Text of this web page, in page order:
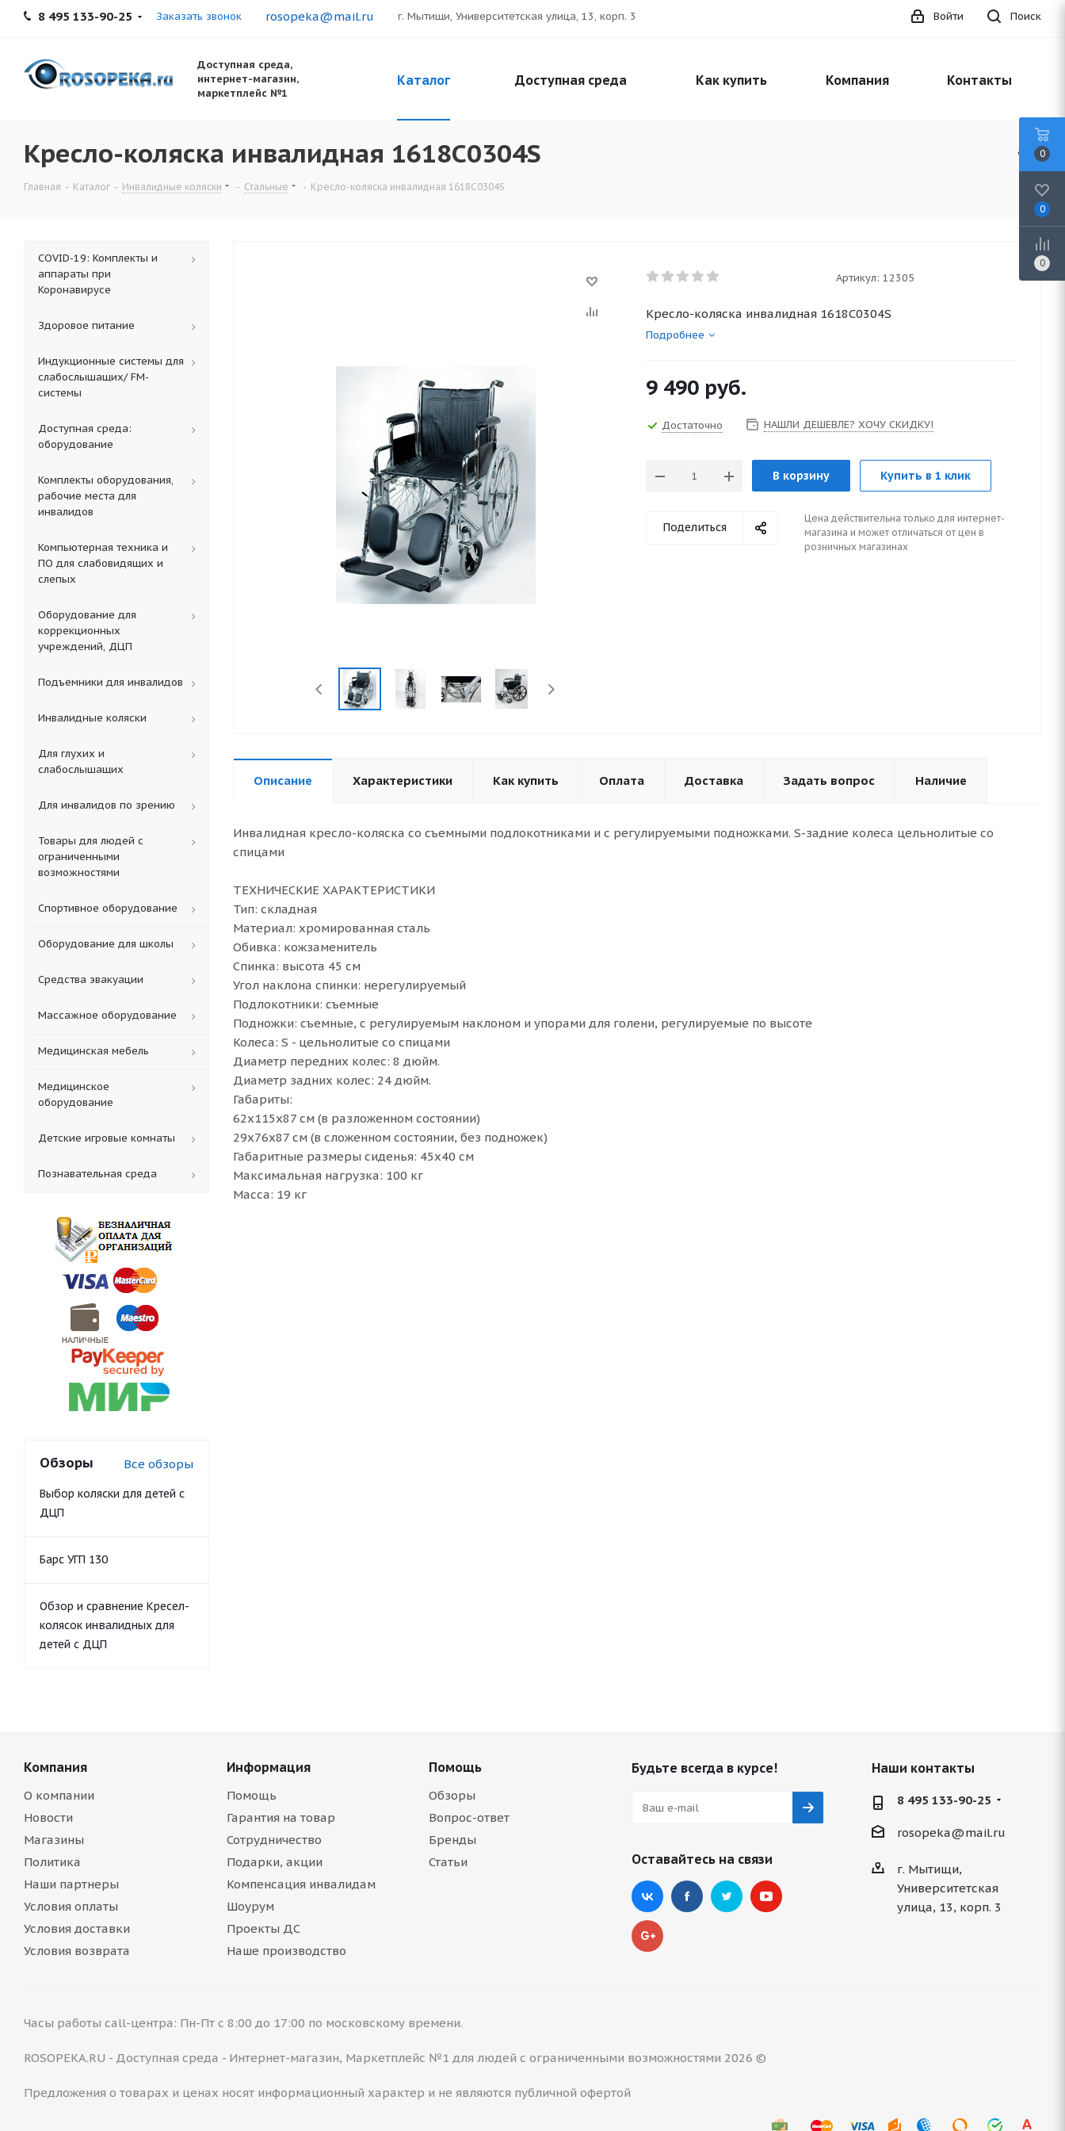
8 495 133-90-25 Заказать звонок rosopeka@mail.ru г. Мытищи, Университетская улица, 13, корп. 3 Поиск
Войти
Доступная среда,
интернет-магазин,
маркетплейс №1
Каталог Доступная среда Как купить Компания Контакты
Кресло-коляска инвалидная 1618С0304S
Главная - Каталог - Инвалидные коляски - Стальные - Кресло-коляска инвалидная 1618С0304S
Артикул: 12305
Кресло-коляска инвалидная 1618С0304S
Подробнее
9 490 руб.
Достаточно НАШЛИ ДЕШЕВЛЕ? ХОЧУ СКИДКУ!
В корзину Купить в 1 клик
Поделиться
Цена действительна только для интернет-
магазина и может отличаться от цен в
розничных магазинах
Описание Характеристики Как купить Оплата Доставка Задать вопрос Наличие
Инвалидная кресло-коляска со съемными подлокотниками и с регулируемыми подножками. S-задние колеса цельнолитые со
спицами
ТЕХНИЧЕСКИЕ ХАРАКТЕРИСТИКИ
Тип: складная
Материал: хромированная сталь
Обивка: кожзаменитель
Спинка: высота 45 см
Угол наклона спинки: нерегулируемый
Подлокотники: съемные
Подножки: съемные, с регулируемым наклоном и упорами для голени, регулируемые по высоте
Колеса: S - цельнолитые со спицами
Диаметр передних колес: 8 дюйм.
Диаметр задних колес: 24 дюйм.
Габариты:
62х115х87 см (в разложенном состоянии)
29х76х87 см (в сложенном состоянии, без подножек)
Габаритные размеры сиденья: 45х40 см
Максимальная нагрузка: 100 кг
Масса: 19 кг
COVID-19: Комплекты и
аппараты при
Коронавирусе
Здоровое питание
Индукционные системы для
слабослышащих/ FM-
системы
Доступная среда:
оборудование
Комплекты оборудования,
рабочие места для
инвалидов
Компьютерная техника и
ПО для слабовидящих и
слепых
Оборудование для
коррекционных
учреждений, ДЦП
Подъемники для инвалидов
Инвалидные коляски
Для глухих и
слабослышащих
Для инвалидов по зрению
Товары для людей с
ограниченными
возможностями
Спортивное оборудование
Оборудование для школы
Средства эвакуации
Массажное оборудование
Медицинская мебель
Медицинское
оборудование
Детские игровые комнаты
Познавательная среда
Обзоры Все обзоры
Выбор коляски для детей с
ДЦП
Барс УГП 130
Обзор и сравнение Кресел-
колясок инвалидных для
детей с ДЦП
Компания
О компании
Новости
Магазины
Политика
Наши партнеры
Условия оплаты
Условия доставки
Условия возврата
Информация
Помощь
Гарантия на товар
Сотрудничество
Подарки, акции
Компенсация инвалидам
Шоурум
Проекты ДС
Наше производство
Помощь
Обзоры
Вопрос-ответ
Бренды
Статьи
Будьте всегда в курсе!
Оставайтесь на связи
Наши контакты
8 495 133-90-25
rosopeka@mail.ru
г. Мытищи,
Университетская
улица, 13, корп. 3
Часы работы call-центра: Пн-Пт с 8:00 до 17:00 по московскому времени.
ROSOPEKA.RU - Доступная среда - Интернет-магазин, Маркетплейс №1 для людей с ограниченными возможностями 2026 ©
Предложения о товарах и ценах носят информационный характер и не являются публичной офертой
0
0
0